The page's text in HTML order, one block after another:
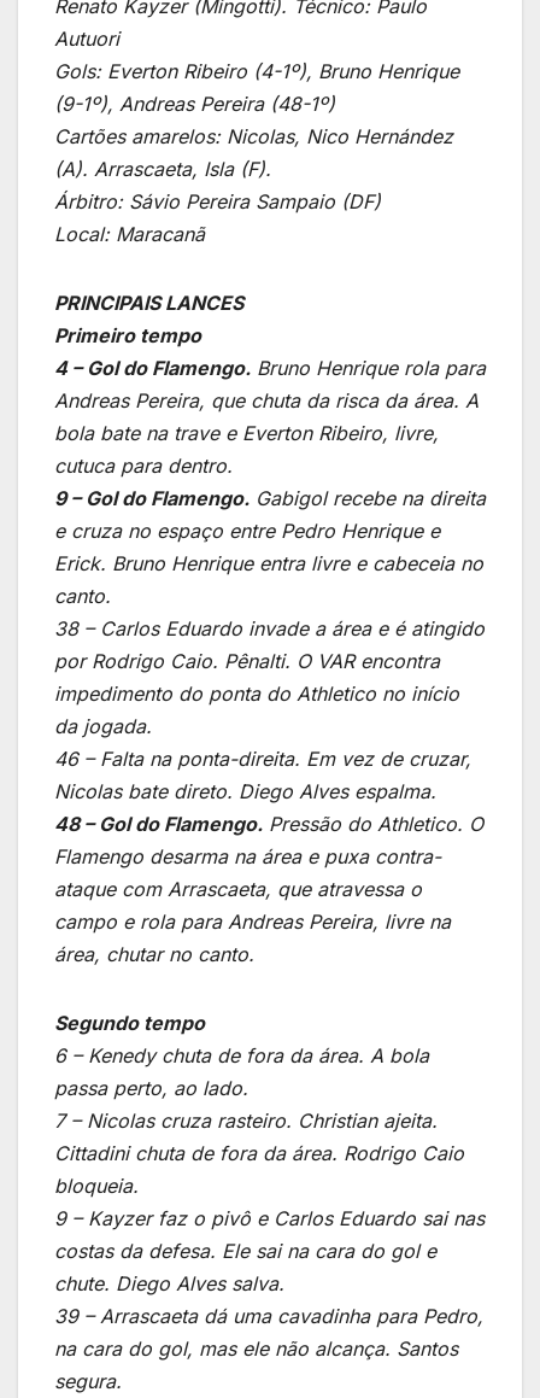
Renato Kayzer (Mingotti). Técnico: Paulo
Autuori
Gols: Everton Ribeiro (4-1º), Bruno Henrique
(9-1º), Andreas Pereira (48-1º)
Cartões amarelos: Nicolas, Nico Hernández
(A). Arrascaeta, Isla (F).
Árbitro: Sávio Pereira Sampaio (DF)
Local: Maracanã
PRINCIPAIS LANCES
Primeiro tempo
4 – Gol do Flamengo. Bruno Henrique rola para
Andreas Pereira, que chuta da risca da área. A
bola bate na trave e Everton Ribeiro, livre,
cutuca para dentro.
9 – Gol do Flamengo. Gabigol recebe na direita
e cruza no espaço entre Pedro Henrique e
Erick. Bruno Henrique entra livre e cabeceia no
canto.
38 – Carlos Eduardo invade a área e é atingido
por Rodrigo Caio. Pênalti. O VAR encontra
impedimento do ponta do Athletico no início
da jogada.
46 – Falta na ponta-direita. Em vez de cruzar,
Nicolas bate direto. Diego Alves espalma.
48 – Gol do Flamengo. Pressão do Athletico. O
Flamengo desarma na área e puxa contra-
ataque com Arrascaeta, que atravessa o
campo e rola para Andreas Pereira, livre na
área, chutar no canto.
Segundo tempo
6 – Kenedy chuta de fora da área. A bola
passa perto, ao lado.
7 – Nicolas cruza rasteiro. Christian ajeita.
Cittadini chuta de fora da área. Rodrigo Caio
bloqueia.
9 – Kayzer faz o pivô e Carlos Eduardo sai nas
costas da defesa. Ele sai na cara do gol e
chute. Diego Alves salva.
39 – Arrascaeta dá uma cavadinha para Pedro,
na cara do gol, mas ele não alcança. Santos
segura.